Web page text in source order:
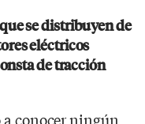
se distribuyen de
eléctricos
de tracción
conocer ningún